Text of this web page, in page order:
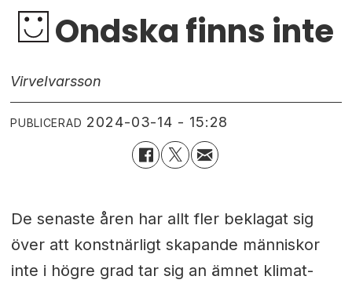
Ondska finns inte
VirveIvarsson
PUBLICERAD 2024-03-14 - 15:28
De senaste åren har allt fler beklagat sig
över att konstnärligt skapande människor
inte i högre grad tar sig an ämnet klimat-